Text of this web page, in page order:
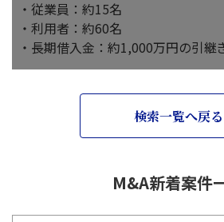
・従業員：約15名
・利用者：約60名
・長期借入金：約1,000万円の引継
検索一覧へ戻る
M&A新着案件